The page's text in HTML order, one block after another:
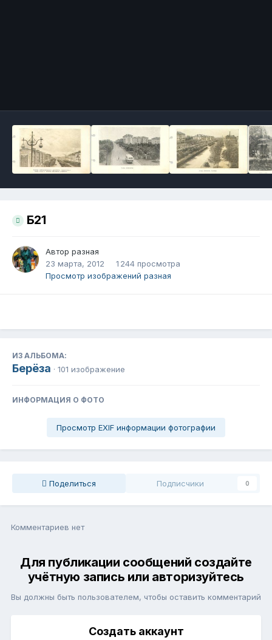
Б21
Автор разная
23 марта, 2012
1 244 просмотра
Просмотр изображений разная
ИЗ АЛЬБОМА:
Берёза · 101 изображение
ИНФОРМАЦИЯ О ФОТО
Просмотр EXIF информации фотографии
Поделиться Подписчики 0
Комментариев нет
Для публикации сообщений создайте
учётную запись или авторизуйтесь
Вы должны быть пользователем, чтобы оставить комментарий
Создать аккаунт